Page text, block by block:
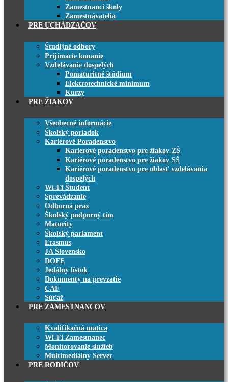
Zamestnanci školy
Zamestnávatelia
PRE UCHÁDZAČOV
Študijné odbory
Prijímacie konanie
Vzdelávanie dospelých
Pomaturitné štúdium
Elektrotechnické minimum
Kurzy
PRE ŽIAKOV
Všeobecné informácie
Školský poriadok
Kariérové Poradenstvo
Karierové poradenstvo pre žiakov ZŠ
Kariérové poradenstvo pre žiakov SŠ
Kariérové poradenstvo pre oblasť vzdelávania
dospelých
Wi-Fi Študent
Sprevádzanie
Odborná prax
Školský podporný tím
Maturity
Školský parlament
Erasmus
JA Slovensko
DOFE
Jedálny lístok
Dokumenty na prevzatie
CAF
Súťaž
PRE ZAMESTNANCOV
Kvalifikačná matica
Wi-Fi Zamestnanec
Monitorovanie služieb
Multimediálny Server
PRE RODIČOV